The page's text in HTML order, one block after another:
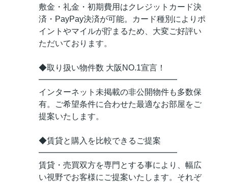
敷金・礼金・初期費用はクレジットカード決
済・PayPay決済が可能。カード種別によりポ
イントやマイルが貯まるため、大変ご好評い
ただいております。
◆取り扱い物件数 大阪NO.1宣言！
━━━━━━━━━━━━━━━━━
インターネット未掲載の非公開物件も多数保
有。ご希望条件に合わせた最適なお部屋をご
提案いたします。
◆賃貸と購入を比較できるご提案
━━━━━━━━━━━━━━━━━
賃貸・売買双方を専門とする事により、幅広
い視野でお客様にご提案いたします。それぞ